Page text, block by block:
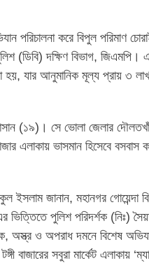
পরিচালনা করে বিপুল পরিমাণ
(ডিবি) দক্ষিণ বিভাগ,
যার আনুমানিক মূল্য প্রায় ৩ লাখ
(১৯)। সে ভোলা জেলার দৌলতখাঁ
এলাকায় ভাসমান হিসেবে বসবাস
ইসলাম জানান, মহানগর গোয়েন্দা
পুলিশ পরিদর্শক (নিঃ)
অস্ত্র ও অপরাধ দমনে বিশেষ
বাজারের সবুরা মার্কেট এলাকায়